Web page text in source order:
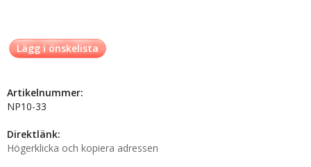
Lägg i önskelista
Artikelnummer:
NP10-33
Direktlänk:
Högerklicka och kopiera adressen